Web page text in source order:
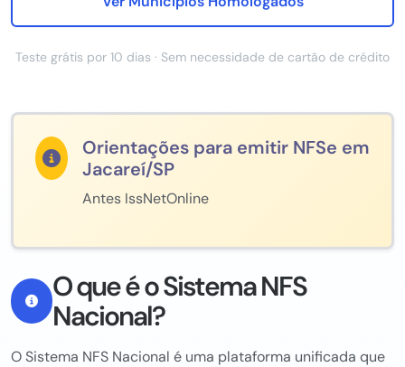
Teste grátis por 10 dias · Sem necessidade de cartão de crédito
Orientações para emitir NFSe em
Jacareí/SP
Antes IssNetOnline
O que é o Sistema NFS
Nacional?
O Sistema NFS Nacional é uma plataforma unificada que